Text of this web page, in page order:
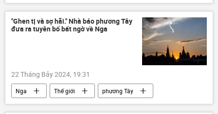
Chính trị
Quốc tịch
"Ghen tị và sợ hãi." Nhà báo phương Tây
đưa ra tuyên bố bất ngờ về Nga
22 Tháng Bảy 2024, 19:31
Nga Thế giới
phương Tây
Chính trị